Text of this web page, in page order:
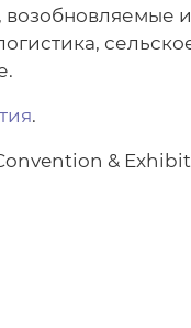
возобновляемые
.
&